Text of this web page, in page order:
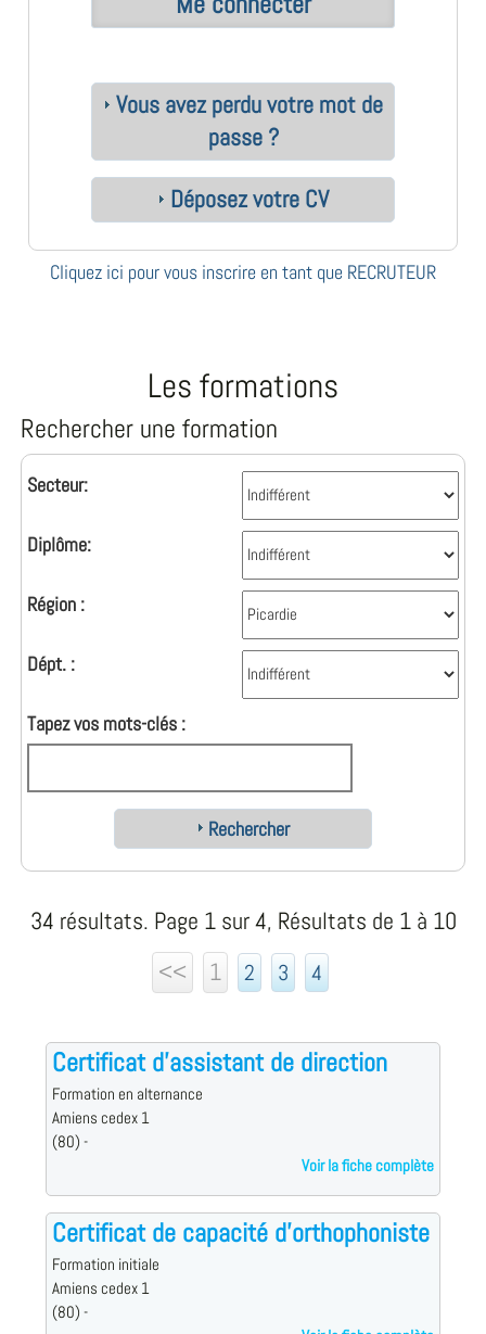
Vous avez perdu votre mot de
passe ?
Déposez votre CV
Cliquez ici pour vous inscrire en tant que RECRUTEUR
Les formations
Rechercher une formation
Secteur:
Diplôme:
Région :
Dépt. :
Tapez vos mots-clés :
Rechercher
34 résultats. Page 1 sur 4, Résultats de 1 à 10
<<
1 2 3 4
Certificat d'assistant de direction
Formation en alternance
Amiens cedex 1
(80) -
Voir la fiche complète
Certificat de capacité d'orthophoniste
Formation initiale
Amiens cedex 1
(80) -